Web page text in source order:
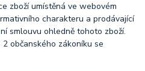
zboží umístěná ve webovém
charakteru a prodávající
smlouvu ohledně tohoto zboží.
občanského zákoníku se